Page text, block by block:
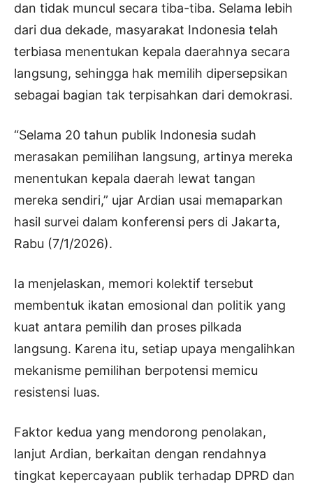
dan tidak muncul secara tiba-tiba. Selama lebih
dari dua dekade, masyarakat Indonesia telah
terbiasa menentukan kepala daerahnya secara
langsung, sehingga hak memilih dipersepsikan
sebagai bagian tak terpisahkan dari demokrasi.
“Selama 20 tahun publik Indonesia sudah
merasakan pemilihan langsung, artinya mereka
menentukan kepala daerah lewat tangan
mereka sendiri,” ujar Ardian usai memaparkan
hasil survei dalam konferensi pers di Jakarta,
Rabu (7/1/2026).
Ia menjelaskan, memori kolektif tersebut
membentuk ikatan emosional dan politik yang
kuat antara pemilih dan proses pilkada
langsung. Karena itu, setiap upaya mengalihkan
mekanisme pemilihan berpotensi memicu
resistensi luas.
Faktor kedua yang mendorong penolakan,
lanjut Ardian, berkaitan dengan rendahnya
tingkat kepercayaan publik terhadap DPRD dan